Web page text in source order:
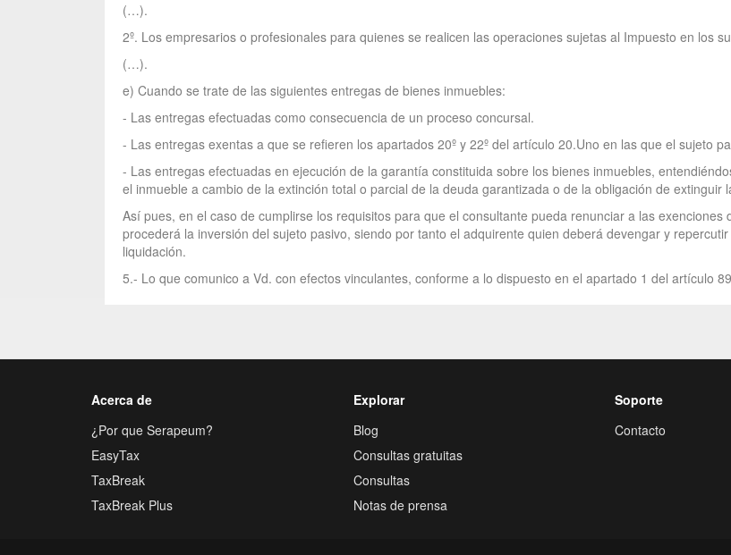
(…).
2º. Los empresarios o profesionales para quienes se realicen las operaciones sujetas al Impuesto en los
(…).
e) Cuando se trate de las siguientes entregas de bienes inmuebles:
- Las entregas efectuadas como consecuencia de un proceso concursal.
- Las entregas exentas a que se refieren los apartados 20º y 22º del artículo 20.Uno en las que el sujeto
- Las entregas efectuadas en ejecución de la garantía constituida sobre los bienes inmuebles,
el inmueble a cambio de la extinción total o parcial de la deuda garantizada o de la obligación de extinguir
Así pues, en el caso de cumplirse los requisitos para que el consultante pueda renunciar a las
procederá la inversión del sujeto pasivo, siendo por tanto el adquirente quien deberá devengar y
liquidación.
5.- Lo que comunico a Vd. con efectos vinculantes, conforme a lo dispuesto en el apartado 1 del artículo
Acerca de
¿Por que Serapeum?
EasyTax
TaxBreak
TaxBreak Plus
Explorar
Blog
Consultas gratuitas
Consultas
Notas de prensa
Soporte
Contacto